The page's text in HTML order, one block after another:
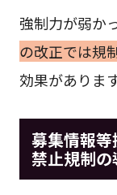
強制力が弱か
の改正では規
効果があります
募集情報
禁止規制の